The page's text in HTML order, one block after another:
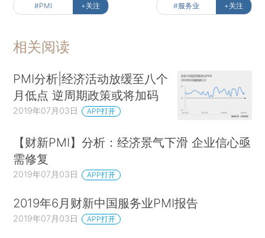
#PMI +关注 #服务业 +关注
相关阅读
PMI分析|经济活动放缓至八个
月低点 逆周期政策或将加码
2019年07月03日 APP打开
【财新PMI】分析：经济景气下滑 企业信心亟
需修复
2019年07月03日 APP打开
2019年6月财新中国服务业PMI报告
2019年07月03日 APP打开